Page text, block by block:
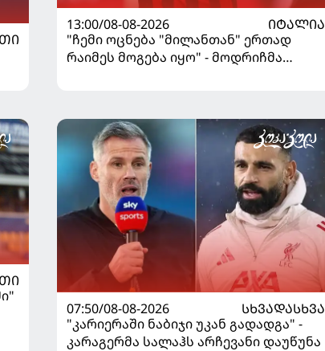
13:00/08-08-2026
ᲘᲢᲐᲚᲘᲐ
"ჩემი ოცნება "მილანთან" ერთად
რაიმეს მოგება იყო" - მოდრიჩმა
07:50/08-08-2026
ᲡᲮᲕᲐᲓᲐᲡᲮᲕᲐ
"კარიერაში ნაბიჯი უკან გადადგა" -
კარაგერმა სალაჰს არჩევანი დაუწუნა